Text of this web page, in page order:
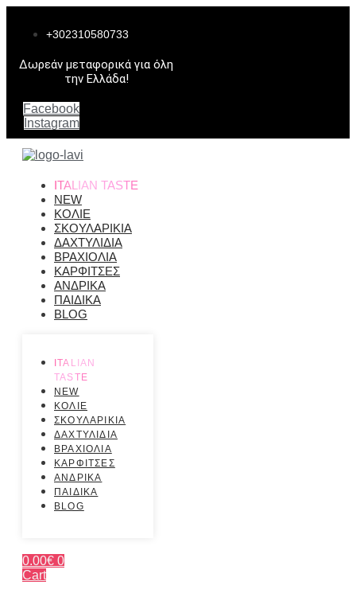
περιεχόμενο+302310580733
Δωρεάν μεταφορικά για όλη
την Ελλάδα!
Facebook
Instagram
ITALIAN TASTE
NEW
ΚΟΛΙΕ
ΣΚΟΥΛΑΡΙΚΙΑ
ΔΑΧΤΥΛΙΔΙΑ
ΒΡΑΧΙΟΛΙΑ
ΚΑΡΦΙΤΣΕΣ
ΑΝΔΡΙΚΑ
ΠΑΙΔΙΚΑ
BLOG
ITALIAN
TASTE
NEW
ΚΟΛΙΕ
ΣΚΟΥΛΑΡΙΚΙΑ
ΔΑΧΤΥΛΙΔΙΑ
ΒΡΑΧΙΟΛΙΑ
ΚΑΡΦΙΤΣΕΣ
ΑΝΔΡΙΚΑ
ΠΑΙΔΙΚΑ
BLOG
0.00€ 0
Cart